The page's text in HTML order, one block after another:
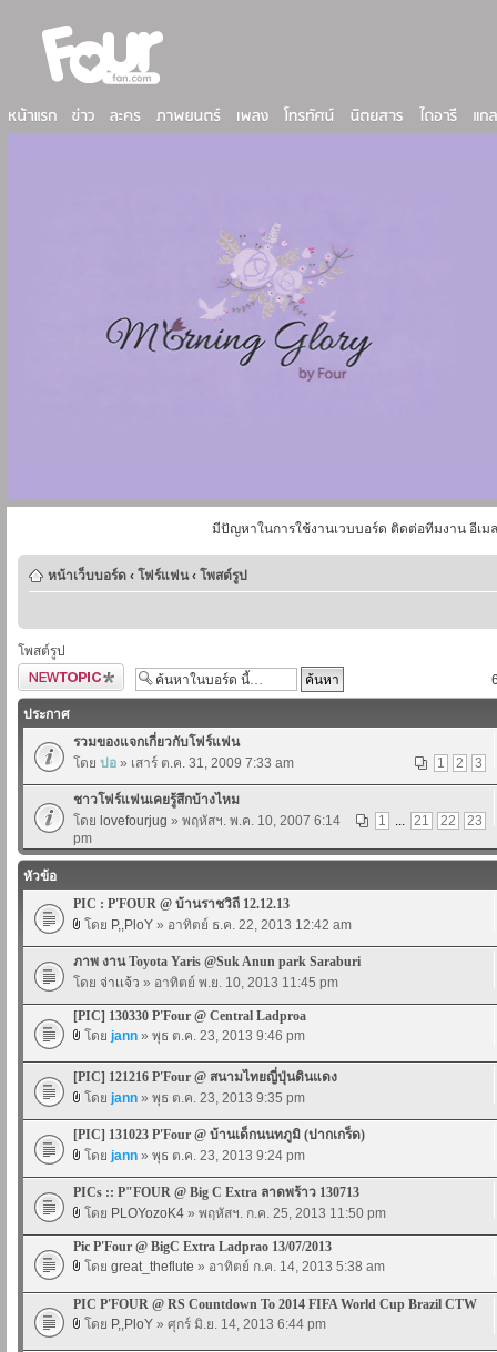
มีปัญหาในการใช้งานเวบบอร์ด ติดต่อทีมงาน อีเม
หน้าเว็บบอร์ด ‹ โฟร์แฟน ‹ โพสต์รูป
โพสต์รูป
ตั้งกระทู้ใหม่
ประกาศ
รวมของแจกเกี่ยวกับโฟร์แฟน
1
2 3
โดย ปอ » เสาร์ ต.ค. 31, 2009 7:33 am
ชาวโฟร์แฟนเคยรู้สึกบ้างไหม
1
... 21 22 23
โดย lovefourjug » พฤหัสฯ. พ.ค. 10, 2007 6:14
pm
หัวข้อ
PIC : P'FOUR @ บ้านราชวิถี 12.12.13
โดย P,,PloY » อาทิตย์ ธ.ค. 22, 2013 12:42 am
ภาพ งาน Toyota Yaris @Suk Anun park Saraburi
โดย จ่าเเจ้ว » อาทิตย์ พ.ย. 10, 2013 11:45 pm
[PIC] 130330 P'Four @ Central Ladproa
โดย jann » พุธ ต.ค. 23, 2013 9:46 pm
[PIC] 121216 P'Four @ สนามไทยญี่ปุ่นดินแดง
โดย jann » พุธ ต.ค. 23, 2013 9:35 pm
[PIC] 131023 P'Four @ บ้านเด็กนนทภูมิ (ปากเกร็ด)
โดย jann » พุธ ต.ค. 23, 2013 9:24 pm
PICs :: P"FOUR @ Big C Extra ลาดพร้าว 130713
โดย PLOYozoK4 » พฤหัสฯ. ก.ค. 25, 2013 11:50 pm
Pic P'Four @ BigC Extra Ladprao 13/07/2013
โดย great_theflute » อาทิตย์ ก.ค. 14, 2013 5:38 am
PIC P'FOUR @ RS Countdown To 2014 FIFA World Cup Brazil CTW
โดย P,,PloY » ศุกร์ มิ.ย. 14, 2013 6:44 pm